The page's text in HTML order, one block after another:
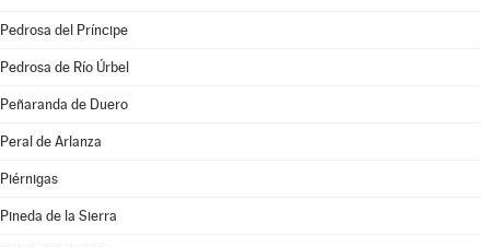
Pedrosa del Príncipe
Pedrosa de Río Úrbel
Peñaranda de Duero
Peral de Arlanza
Piérnigas
Pineda de la Sierra